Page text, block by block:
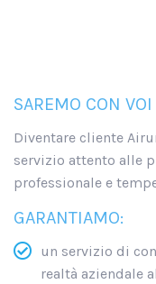
SAREMO CON
Diventare cliente
servizio attento alle
professionale e
GARANTIAMO:
un servizio di
realtà aziendale